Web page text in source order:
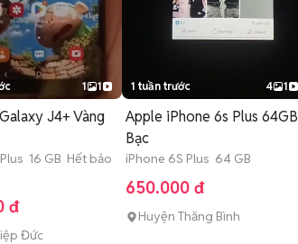
1 1
J4+ Vàng
16 GB Hết bảo
đ
Đức
1 tuần trước 4 1
Apple iPhone 6s Plus 64GB
Bạc
iPhone 6S Plus 64 GB
650.000 đ
Huyện Thăng Bình